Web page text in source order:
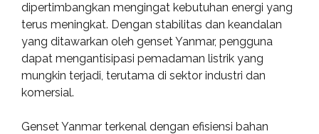
dipertimbangkan mengingat kebutuhan energi yang
terus meningkat. Dengan stabilitas dan keandalan
yang ditawarkan oleh genset Yanmar, pengguna
dapat mengantisipasi pemadaman listrik yang
mungkin terjadi, terutama di sektor industri dan
komersial.
Genset Yanmar terkenal dengan efisiensi bahan